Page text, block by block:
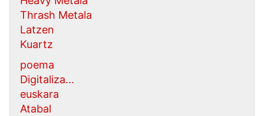
Thrash Metala
Latzen
Kuartz
poema
Digitaliza...
euskara
Atabal